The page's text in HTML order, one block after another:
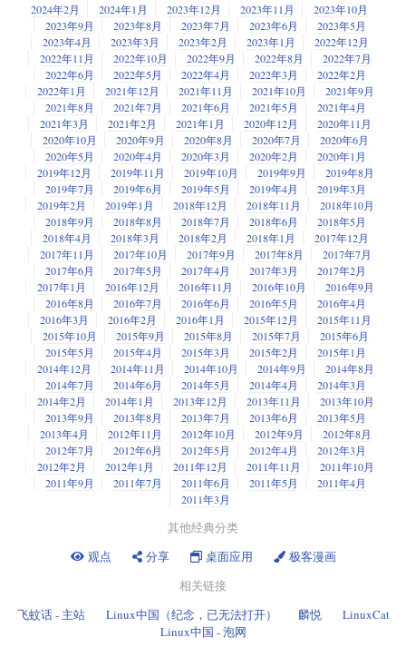
2024年2月 2024年1月 2023年12月 2023年11月
2023年10月
2023年9月
2023年8月 2023年7月 2023年6月
2023年5月
2023年4月
2023年3月 2023年2月 2023年1月
2022年12月
2022年11月
2022年10月 2022年9月 2022年8月
2022年7月
2022年6月
2022年5月 2022年4月 2022年3月
2022年2月
2022年1月
2021年12月 2021年11月 2021年10月
2021年9月
2021年8月
2021年7月 2021年6月 2021年5月
2021年4月
2021年3月
2021年2月 2021年1月 2020年12月
2020年11月
2020年10月
2020年9月 2020年8月 2020年7月
2020年6月
2020年5月
2020年4月 2020年3月 2020年2月
2020年1月
2019年12月
2019年11月 2019年10月 2019年9月
2019年8月
2019年7月
2019年6月 2019年5月 2019年4月
2019年3月
2019年2月
2019年1月 2018年12月 2018年11月
2018年10月
2018年9月
2018年8月 2018年7月 2018年6月
2018年5月
2018年4月
2018年3月 2018年2月 2018年1月
2017年12月
2017年11月
2017年10月 2017年9月 2017年8月
2017年7月
2017年6月
2017年5月 2017年4月 2017年3月
2017年2月
2017年1月
2016年12月 2016年11月 2016年10月
2016年9月
2016年8月
2016年7月 2016年6月 2016年5月
2016年4月
2016年3月
2016年2月 2016年1月 2015年12月
2015年11月
2015年10月
2015年9月 2015年8月 2015年7月
2015年6月
2015年5月
2015年4月 2015年3月 2015年2月
2015年1月
2014年12月
2014年11月 2014年10月 2014年9月
2014年8月
2014年7月
2014年6月 2014年5月 2014年4月
2014年3月
2014年2月
2014年1月 2013年12月 2013年11月
2013年10月
2013年9月
2013年8月 2013年7月 2013年6月
2013年5月
2013年4月
2012年11月 2012年10月 2012年9月
2012年8月
2012年7月
2012年6月 2012年5月 2012年4月
2012年3月
2012年2月
2012年1月 2011年12月 2011年11月
2011年10月
2011年9月
2011年7月 2011年6月 2011年5月
2011年4月
2011年3月
其他经典分类
观点
分享 桌面应用
极客漫画
相关链接
飞蚊话 - 主站
Linux中国（纪念，已无法打开） 麟悦
LinuxCat
Linux中国 - 泡网